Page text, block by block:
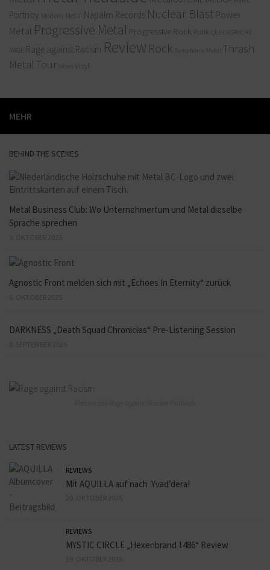
Portnoy Modern Metal Napalm Records Nuclear Blast Power
Metal Progressive Metal Progressive Rock Punk QUEENSRYCHE
RAGE Rage against Racism Review Rock Symphonic Metal
Thrash
Metal Tour Video Vinyl
MEHR
BEHIND THE SCENES
Metal Business Club: Wo Unternehmertum und Metal dieselbe
Sprache sprechen
Agnostic Front melden sich mit „Echoes In Eternity“ zurück
DARKNESS „Death Squad Chronicles“ Pre-Listening Session
LATEST REVIEWS
REVIEWS
Mit AQUILLA auf nach Yvad’dera!
REVIEWS
MYSTIC CIRCLE „Hexenbrand 1486“ Review